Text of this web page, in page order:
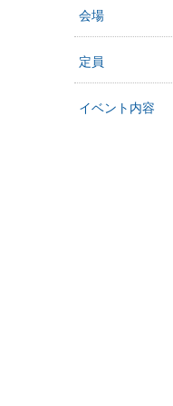
会場
定員
イベント内容